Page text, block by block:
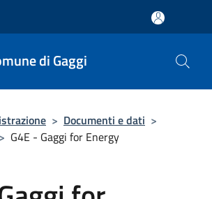
di Gaggi
> Documenti e dati >
> G4E - Gaggi for Energy